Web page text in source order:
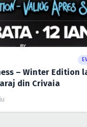
– Winter Edition
din Crivaia